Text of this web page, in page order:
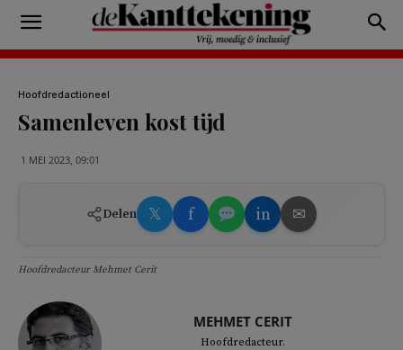
Hoofdredactioneel
Samenleven kost tijd
1 MEI 2023, 09:01
Delen 𝕏 f in ✉
Hoofdredacteur Mehmet Cerit
MEHMET CERIT
Hoofdredacteur.